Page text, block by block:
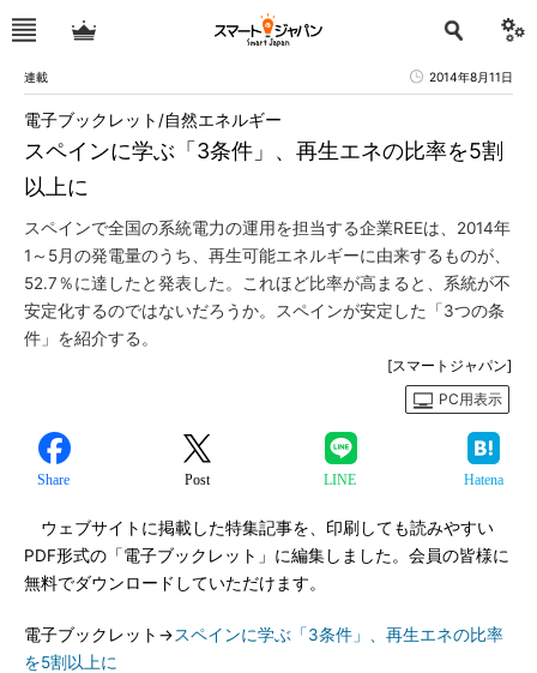
連載 2014年8月11日
スペインに学ぶ「3条件」、再生エネの比率を5割
以上に
電子ブックレット/自然エネルギー
スペインで全国の系統電力の運用を担当する企業REEは、2014年
1～5月の発電量のうち、再生可能エネルギーに由来するものが、
52.7％に達したと発表した。これほど比率が高まると、系統が不
安定化するのではないだろうか。スペインが安定した「3つの条
件」を紹介する。
[スマートジャパン]
PC用表示
Share Post LINE Hatena
ウェブサイトに掲載した特集記事を、印刷しても読みやすい
PDF形式の「電子ブックレット」に編集しました。会員の皆様に
無料でダウンロードしていただけます。
電子ブックレット→スペインに学ぶ「3条件」、再生エネの比率
を5割以上に